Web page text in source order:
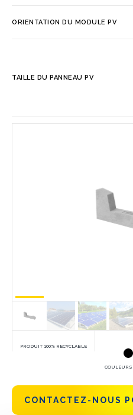
PRODUIT 100% RECYCLABLE
ORIENTATION DU MODULE PV
TAILLE DU PANNEAU PV
CONTACTEZ-NOUS